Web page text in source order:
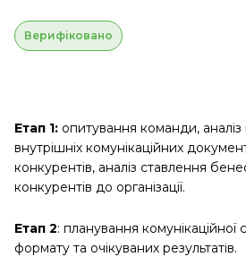
Верифіковано
Етап 1: опитування команди, аналіз
внутрішніх комунікаційних
конкурентів, аналіз ставлення
конкурентів до організації.
Етап 2: планування комунікаційної
формату та очікуваних результатів.